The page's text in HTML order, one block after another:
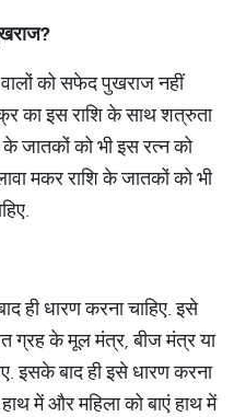
?
वालों को सफेद पुखराज नहीं
का इस राशि के साथ शत्रुता
जातकों को भी इस रत्न को
मकर राशि के जातकों को भी
ही धारण करना चाहिए. इसे
ग्रह के मूल मंत्र, बीज मंत्र या
इसके बाद ही इसे धारण करना
में और महिला को बाएं हाथ में